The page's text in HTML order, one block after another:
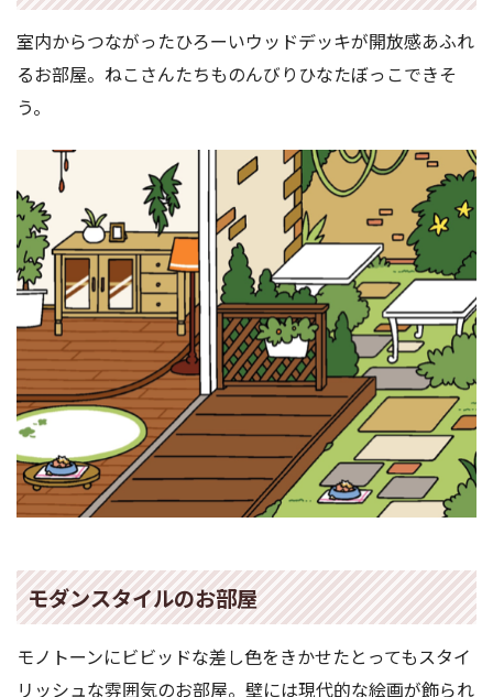
室内からつながったひろーいウッドデッキが開放感あふれ
るお部屋。ねこさんたちものんびりひなたぼっこできそ
う。
モダンスタイルのお部屋
モノトーンにビビッドな差し色をきかせたとってもスタイ
リッシュな雰囲気のお部屋。壁には現代的な絵画が飾られ